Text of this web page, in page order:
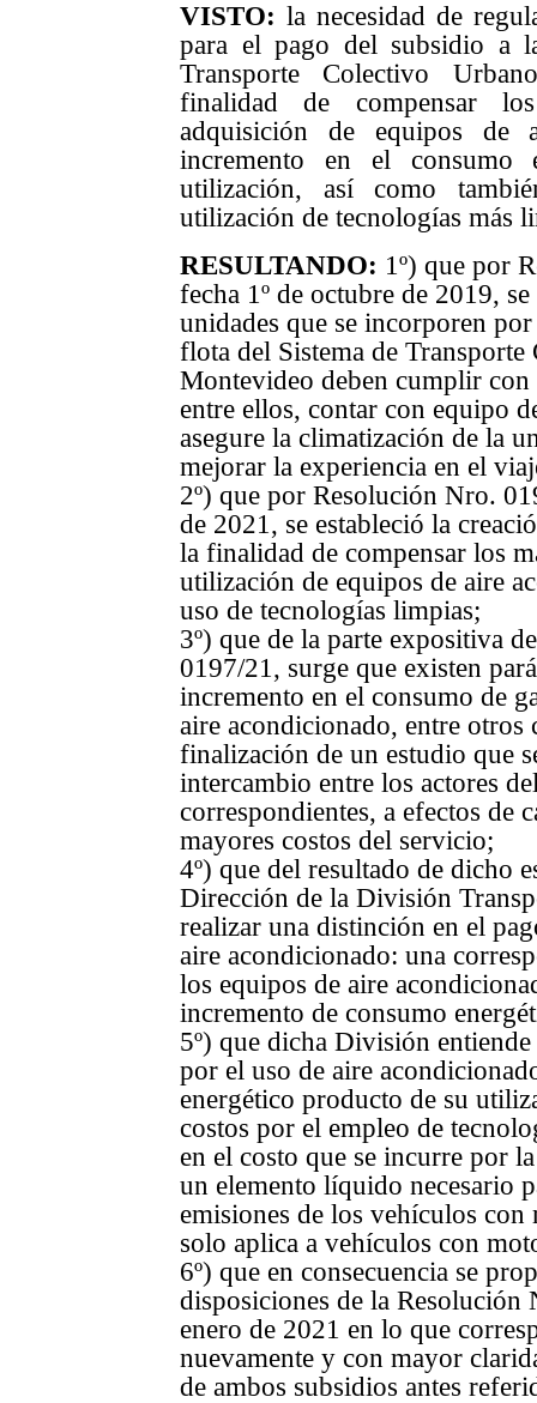
VISTO: la necesidad de
para el pago del subsidio a
Transporte Colectivo
finalidad de compensar
adquisición de equipos de
incremento en el consumo
utilización, así como
utilización de tecnologías más
RESULTANDO: 1º) que por
fecha 1º de octubre de 2019,
unidades que se incorporen
flota del Sistema de
Montevideo deben cumplir
entre ellos, contar con equipo
asegure la climatización de la
mejorar la experiencia en el
2º) que por Resolución Nro.
de 2021, se estableció la
la finalidad de compensar los
utilización de equipos de aire
uso de tecnologías limpias;
3º) que de la parte expositiva
0197/21, surge que existen
incremento en el consumo de
aire acondicionado, entre otros
finalización de un estudio que
intercambio entre los actores
correspondientes, a efectos de
mayores costos del servicio;
4º) que del resultado de dicho
Dirección de la División
realizar una distinción en el
aire acondicionado: una
los equipos de aire
incremento de consumo
5º) que dicha División
por el uso de aire
energético producto de su
costos por el empleo de
en el costo que se incurre por
un elemento líquido necesario
emisiones de los vehículos
solo aplica a vehículos con
6º) que en consecuencia se
disposiciones de la Resolución
enero de 2021 en lo que
nuevamente y con mayor
de ambos subsidios antes